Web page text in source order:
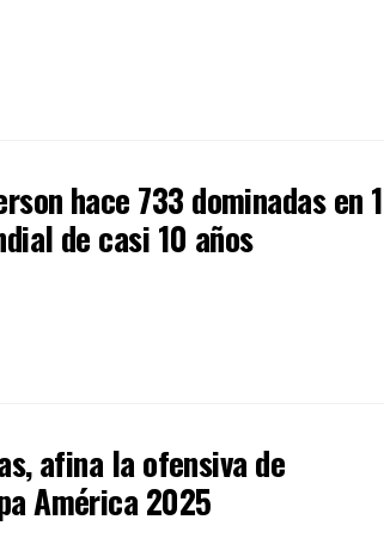
hace 733 dominadas en 1
de casi 10 años
afina la ofensiva de
América 2025